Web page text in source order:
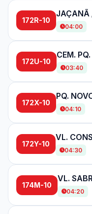
172R-10
JAÇANÃ
04:00
172U-10
03:40
172X-10
04:10
172Y-10
04:30
174M-10
04:20